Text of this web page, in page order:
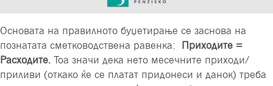
Основата на правилното буџетирање се заснова на
познатата сметководствена равенка: Приходите =
Расходите. Тоа значи дека нето месечните приходи/
приливи (откако ќе се платат придонеси и данок) треба